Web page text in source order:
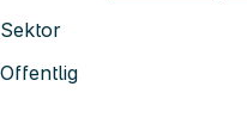
Sektor
Offentlig